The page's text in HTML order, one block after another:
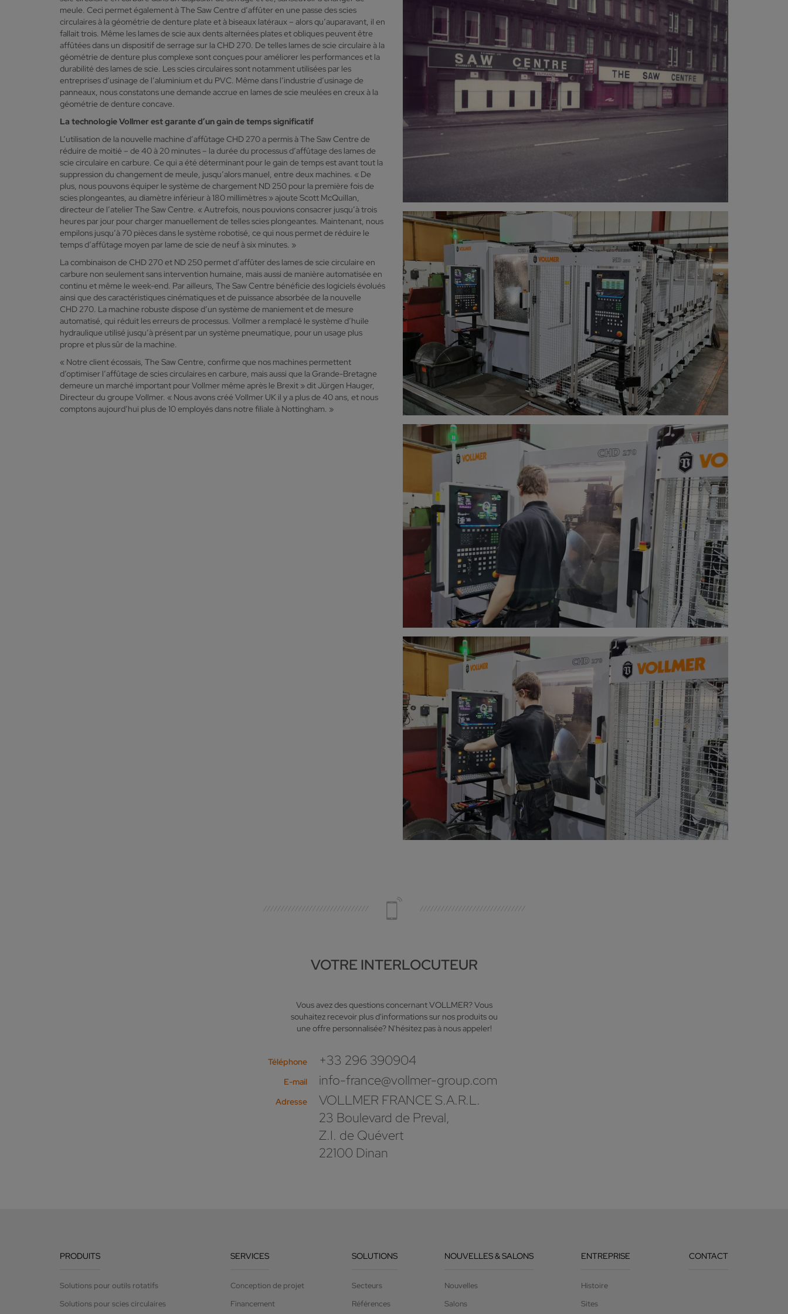
meule. Ceci permet également à The Saw Centre d’affûter en une passe des scies
circulaires à la géométrie de denture plate et à biseaux latéraux – alors qu’auparavant, il en
fallait trois. Même les lames de scie aux dents alternées plates et obliques peuvent être
affûtées dans un dispositif de serrage sur la CHD 270. De telles lames de scie circulaire à la
géométrie de denture plus complexe sont conçues pour améliorer les performances et la
durabilité des lames de scie. Les scies circulaires sont notamment utilisées par les
entreprises d’usinage de l’aluminium et du PVC. Même dans l’industrie d’usinage de
panneaux, nous constatons une demande accrue en lames de scie meulées en creux à la
géométrie de denture concave.
La technologie Vollmer est garante d’un gain de temps significatif
L’utilisation de la nouvelle machine d’affûtage CHD 270 a permis à The Saw Centre de
réduire de moitié – de 40 à 20 minutes – la durée du processus d’affûtage des lames de
scie circulaire en carbure. Ce qui a été déterminant pour le gain de temps est avant tout la
suppression du changement de meule, jusqu’alors manuel, entre deux machines. « De
plus, nous pouvons équiper le système de chargement ND 250 pour la première fois de
scies plongeantes, au diamètre inférieur à 180 millimètres » ajoute Scott McQuillan,
directeur de l’atelier The Saw Centre. « Autrefois, nous pouvions consacrer jusqu’à trois
heures par jour pour charger manuellement de telles scies plongeantes. Maintenant, nous
empilons jusqu’à 70 pièces dans le système robotisé, ce qui nous permet de réduire le
temps d’affûtage moyen par lame de scie de neuf à six minutes. »
La combinaison de CHD 270 et ND 250 permet d’affûter des lames de scie circulaire en
carbure non seulement sans intervention humaine, mais aussi de manière automatisée en
continu et même le week-end. Par ailleurs, The Saw Centre bénéficie des logiciels évolués
ainsi que des caractéristiques cinématiques et de puissance absorbée de la nouvelle
CHD 270. La machine robuste dispose d’un système de maniement et de mesure
automatisé, qui réduit les erreurs de processus. Vollmer a remplacé le système d’huile
hydraulique utilisé jusqu’à présent par un système pneumatique, pour un usage plus
propre et plus sûr de la machine.
« Notre client écossais, The Saw Centre, confirme que nos machines permettent
d’optimiser l’affûtage de scies circulaires en carbure, mais aussi que la Grande-Bretagne
demeure un marché important pour Vollmer même après le Brexit » dit Jürgen Hauger,
Directeur du groupe Vollmer. « Nous avons créé Vollmer UK il y a plus de 40 ans, et nous
comptons aujourd’hui plus de 10 employés dans notre filiale à Nottingham. »
VOTRE INTERLOCUTEUR
Vous avez des questions concernant VOLLMER? Vous
souhaitez recevoir plus d'informations sur nos produits ou
une offre personnalisée? N'hésitez pas à nous appeler!
Téléphone +33 296 390904
E-mail info-france@vollmer-group.com
Adresse
VOLLMER FRANCE S.A.R.L.
23 Boulevard de Preval,
Z.I. de Quévert
22100 Dinan
PRODUITS
Solutions pour outils rotatifs
Solutions pour scies circulaires
SERVICES
Conception de projet
Financement
SOLUTIONS
Secteurs
Références
NOUVELLES & SALONS
Nouvelles
Salons
ENTREPRISE
Histoire
Sites
CONTACT